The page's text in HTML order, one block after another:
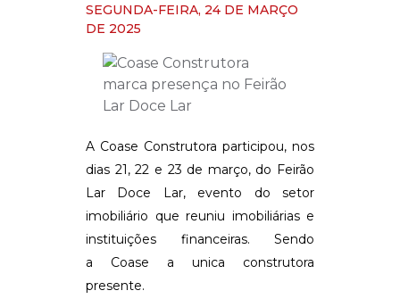
SEGUNDA-FEIRA, 24 DE MARÇO
DE 2025
A Coase Construtora participou, nos
dias 21, 22 e 23 de março, do Feirão
Lar Doce Lar, evento do setor
imobiliário que reuniu imobiliárias e
instituições financeiras. Sendo
a Coase a unica construtora
presente.